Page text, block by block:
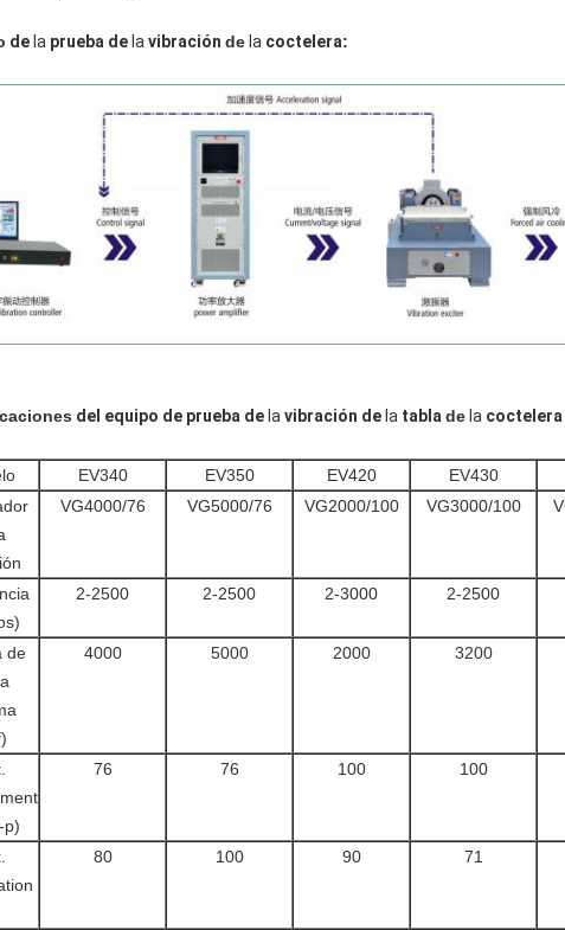
dela prueba dela vibración dela coctelera:
del equipo de prueba de lavibración de la tablade la coctelera
EV340 EV350 EV420 EV430
VG4000/76 VG5000/76 VG2000/100 VG3000/100
2-2500 2-2500 2-3000 2-2500
de
4000 5000 2000 3200
p)
76 76 100 100
80 100 90 71